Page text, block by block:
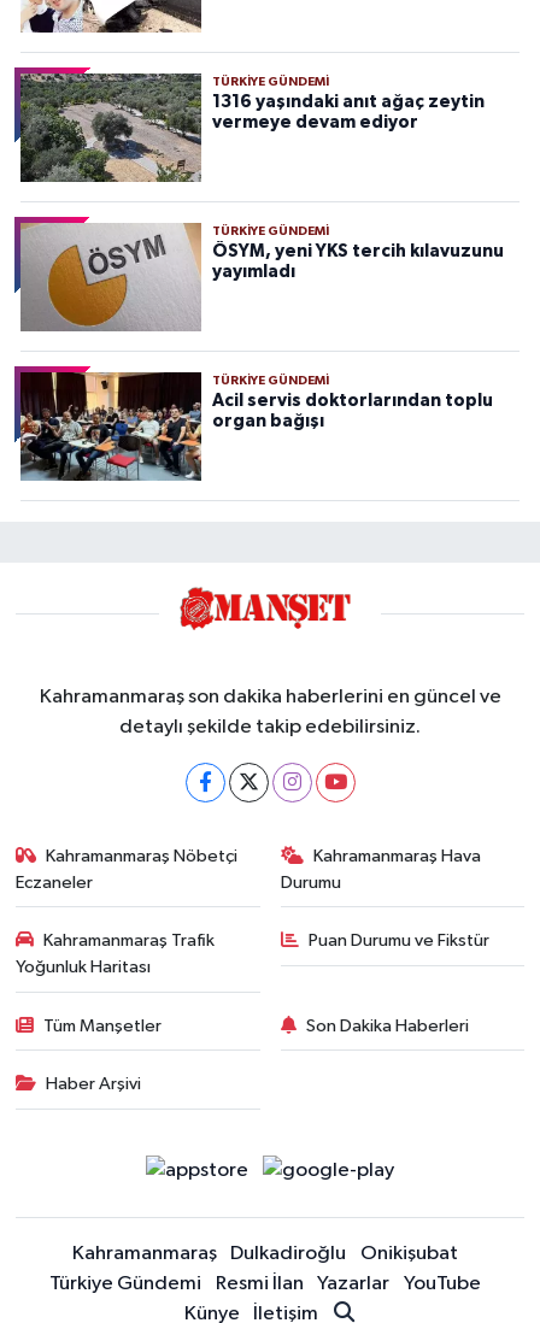
TÜRKIYE GÜNDEMI
1316 yaşındaki anıt ağaç zeytin
vermeye devam ediyor
TÜRKIYE GÜNDEMI
ÖSYM, yeni YKS tercih kılavuzunu
yayımladı
TÜRKIYE GÜNDEMI
Acil servis doktorlarından toplu
organ bağışı
Kahramanmaraş son dakika haberlerini en güncel ve
detaylı şekilde takip edebilirsiniz.
Kahramanmaraş Nöbetçi
Eczaneler
Kahramanmaraş Hava
Durumu
Kahramanmaraş Trafik
Yoğunluk Haritası
Puan Durumu ve Fikstür
Tüm Manşetler Son Dakika Haberleri
Haber Arşivi
Kahramanmaraş Dulkadiroğlu
Onikişubat
Türkiye Gündemi
Resmi İlan Yazarlar
YouTube
Künye
İletişim